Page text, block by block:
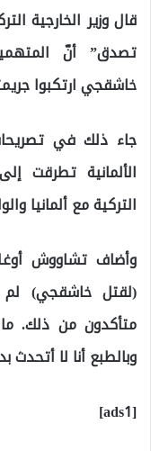
قال وزير الخارجية
تصدق” أنّ
خاشقجي ارتكبوا
جاء ذلك في
الألمانية تطرقت
التركية مع ألمانيا
وأضاف تشاووش
(لقتل خاشقجي) لم
متأكدون من ذلك. ما
وبالطبع أنا لا أتحدث
[ads1]